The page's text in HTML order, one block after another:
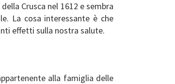
Crusca nel 1612 e sembra
La cosa interessante è che
effetti sulla nostra salute.
alla famiglia delle